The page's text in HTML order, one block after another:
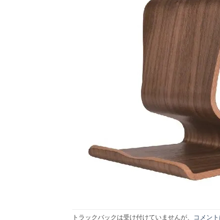
トラックバックは受け付けていませんが、 コメン